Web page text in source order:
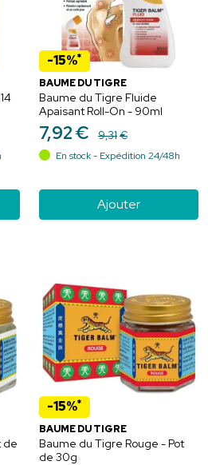
-15%*
BAUME DU TIGRE
Baume du Tigre Fluide
Apaisant Roll-On - 90ml
7,92€ 9,31€
En stock - Expédition 24/48h
Ajouter
de
-15%*
BAUME DU TIGRE
Baume du Tigre Rouge - Pot
de 30g